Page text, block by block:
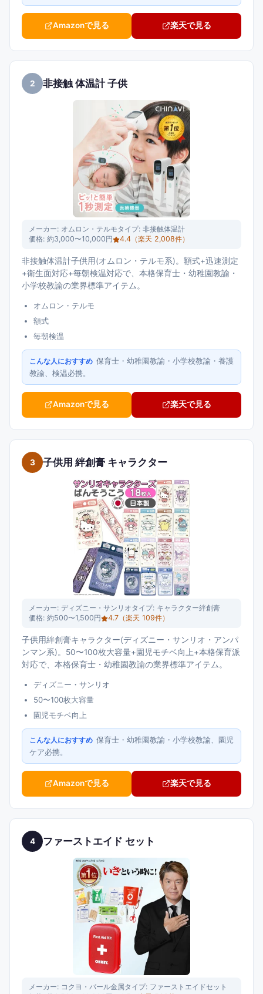
Amazonで見る 楽天で見る
2 非接触 体温計 子供
メーカー: オムロン・テルモタイプ: 非接触体温計
価格: 約3,000〜10,000円 4.4 （楽天 2,008件）
非接触体温計子供用(オムロン・テルモ系)。額式+迅速測定
+衛生面対応+毎朝検温対応で、本格保育士・幼稚園教諭・
小学校教諭の業界標準アイテム。
オムロン・テルモ
額式
毎朝検温
こんな人におすすめ 保育士・幼稚園教諭・小学校教諭・養護
教諭、検温必携。
Amazonで見る 楽天で見る
3 子供用 絆創膏 キャラクター
メーカー: ディズニー・サンリオタイプ: キャラクター絆創膏
価格: 約500〜1,500円 4.7 （楽天 109件）
子供用絆創膏キャラクター(ディズニー・サンリオ・アンパ
ンマン系)。50〜100枚大容量+園児モチベ向上+本格保育派
対応で、本格保育士・幼稚園教諭の業界標準アイテム。
ディズニー・サンリオ
50〜100枚大容量
園児モチベ向上
こんな人におすすめ 保育士・幼稚園教諭・小学校教諭、園児
ケア必携。
Amazonで見る 楽天で見る
4 ファーストエイド セット
メーカー: コクヨ・パール金属タイプ: ファーストエイドセット